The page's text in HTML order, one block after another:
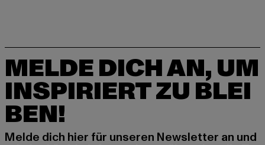
MELDE DICH AN, UM
INSPIRIERT ZU BLEI
BEN!
Melde dich hier für unseren Newsletter an und